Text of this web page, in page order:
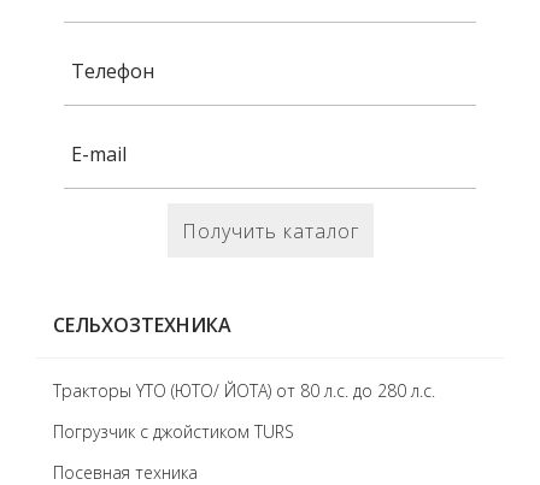
Получить каталог
СЕЛЬХОЗТЕХНИКА
Тракторы YTO (ЮТО/ ЙОТА) от 80 л.с. до 280 л.с.
Погрузчик с джойстиком TURS
Посевная техника